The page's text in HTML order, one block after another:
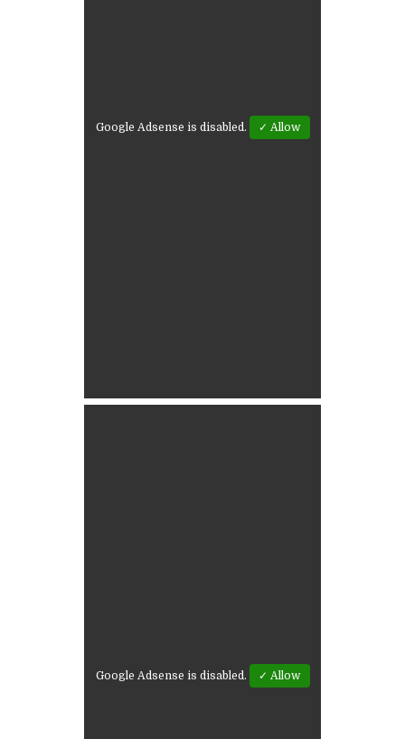
Google Adsense is disabled. ✓ Allow
Google Adsense is disabled. ✓ Allow